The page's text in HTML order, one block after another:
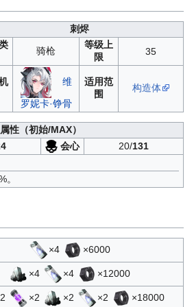
刺烬
骑枪
等级上
限
35
维
罗妮卡·铮骨
适用范
围
构造体
属性（初始/MAX）
会心 20/131
。
×4 ×6000
×4 ×4 ×12000
×2 ×2 ×2 ×18000